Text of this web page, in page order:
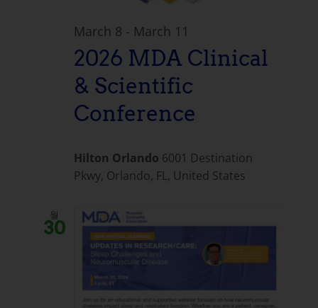
March 8 - March 11
2026 MDA Clinical
& Scientific
Conference
Hilton Orlando 6001 Destination
Pkwy, Orlando, FL, United States
월
30